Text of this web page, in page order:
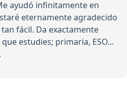
ayudó infinitamente en
eternamente agradecido
fácil. Da exactamente
estudies; primaria, ESO...